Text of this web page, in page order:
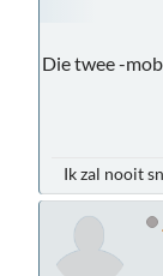
Die twee -
Ik zal nooit